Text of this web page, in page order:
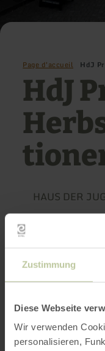
Zustimmung
Diese Webseite
Wir verwenden
personalisieren,
Page d'accueil HdJ
HdJ
HAUS DER
05/10/2026
08:30
Offre de